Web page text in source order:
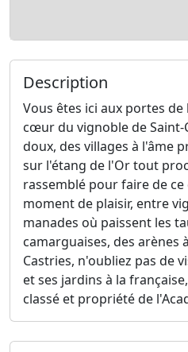
Description
Vous êtes ici aux portes
cœur du vignoble de Saint-
doux, des villages à l'âme
sur l'étang de l'Or tout
rassemblé pour faire de
moment de plaisir, entre
manades où paissent les
camarguaises, des arènes
Castries, n'oubliez pas de
et ses jardins à la
classé et propriété de